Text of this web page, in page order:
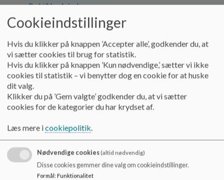
Praktikbeskrivelse
Skolebestyrelsen
Til og fra skole
Udskoling og brobygning
Afgangsbeviser
Mariagerfjord Kommunes oplysningspligt på skoleområdet
Fritidstilbud
Undervisning
Læring på skolen
Ugerytme
Læringsstile
Udvidet meddelelsesbog
Cookieindstillinger
Hvis du klikker på knappen ’Accepter alle’, godkender du, at
vi sætter cookies til brug for statistik.
Hvis du klikker på knappen ’Kun nødvendige,’ sætter vi ikke
cookies til statistik – vi benytter dog en cookie for at huske
dit valg.
Klikker du på ’Gem valgte’ godkender du, at vi sætter
cookies for de kategorier du har krydset af.
Læs mere icookiepolitik.
Nødvendige cookies(altid nødvendig)
Disse cookies gemmer dine valg om cookieindstillinger.
Formål: Funktionalitet